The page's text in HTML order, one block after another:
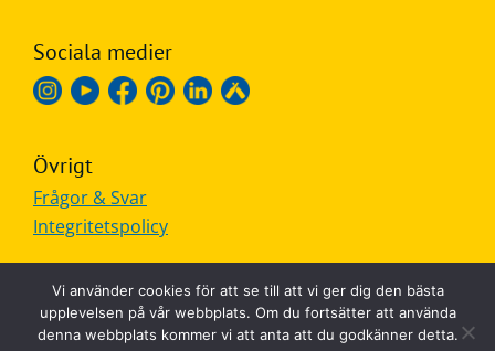
Sociala medier
Övrigt
Frågor & Svar
Integritetspolicy
Vi använder cookies för att se till att vi ger dig den bästa
upplevelsen på vår webbplats. Om du fortsätter att använda
denna webbplats kommer vi att anta att du godkänner detta.